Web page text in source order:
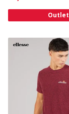
Outlet